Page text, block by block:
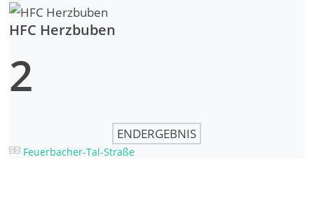
HFC Herzbuben
2
ENDERGEBNIS
Feuerbacher-Tal-Straße